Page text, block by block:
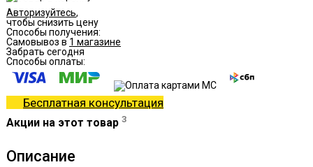
Авторизуйтесь,
чтобы снизить цену
Способы получения:
Самовывоз в 1 магазине
Забрать сегодня
Способы оплаты:
Бесплатная консультация
Акции на этот товар 3
Описание